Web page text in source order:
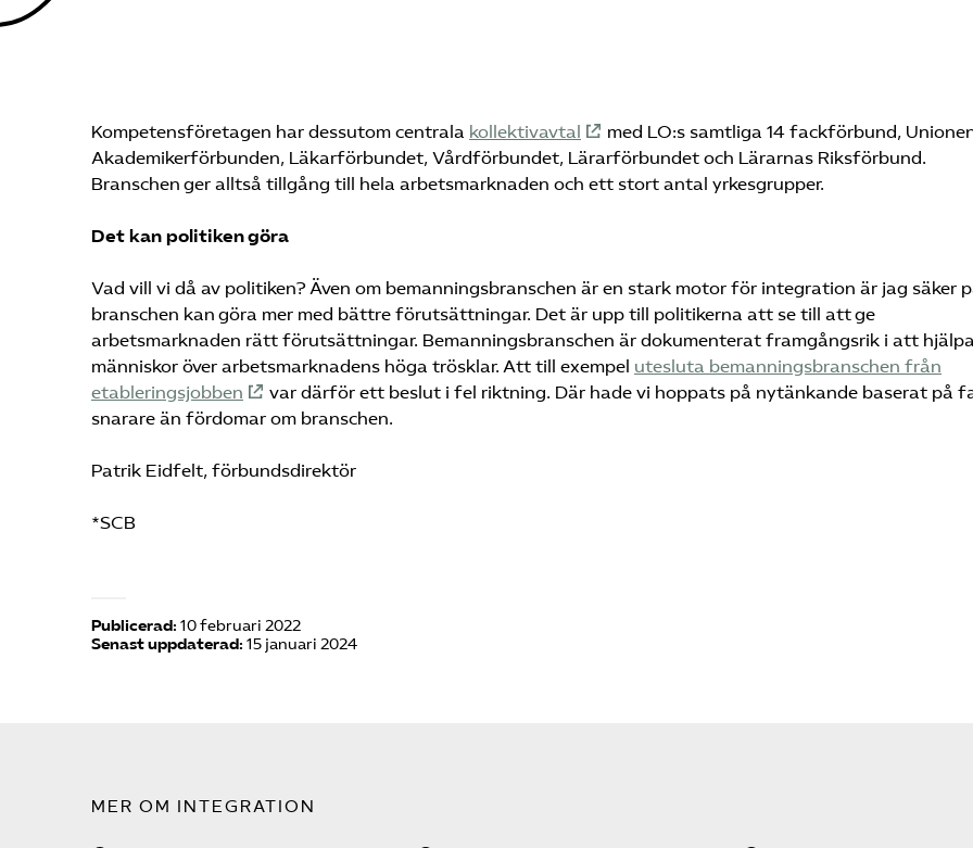
Kompetensföretagen har dessutom centrala kollektivavtal
med LO:s samtliga 14 fackförbund,
Akademikerförbunden, Läkarförbundet, Vårdförbundet, Lärarförbundet och Lärarnas Riksförbund.
Branschen ger alltså tillgång till hela arbetsmarknaden och ett stort antal yrkesgrupper.
Det kan politiken göra
Vad vill vi då av politiken? Även om bemanningsbranschen är en stark motor för integration är jag säker
branschen kan göra mer med bättre förutsättningar. Det är upp till politikerna att se till att ge
arbetsmarknaden rätt förutsättningar. Bemanningsbranschen är dokumenterat framgångsrik i att
människor över arbetsmarknadens höga trösklar. Att till exempel utesluta bemanningsbranschen från
etableringsjobben
var därför ett beslut i fel riktning. Där hade vi hoppats på nytänkande baserat på
snarare än fördomar om branschen.
Patrik Eidfelt, förbundsdirektör
*SCB
Publicerad: 10 februari 2022
Senast uppdaterad: 15 januari 2024
MER OM INTEGRATION